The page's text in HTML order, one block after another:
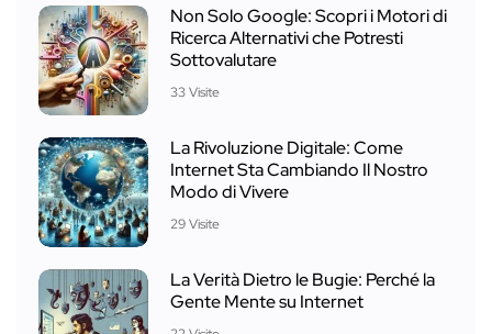
Non Solo Google: Scopri i Motori di
Ricerca Alternativi che Potresti
Sottovalutare
33 Visite
La Rivoluzione Digitale: Come
Internet Sta Cambiando Il Nostro
Modo di Vivere
29 Visite
La Verità Dietro le Bugie: Perché la
Gente Mente su Internet